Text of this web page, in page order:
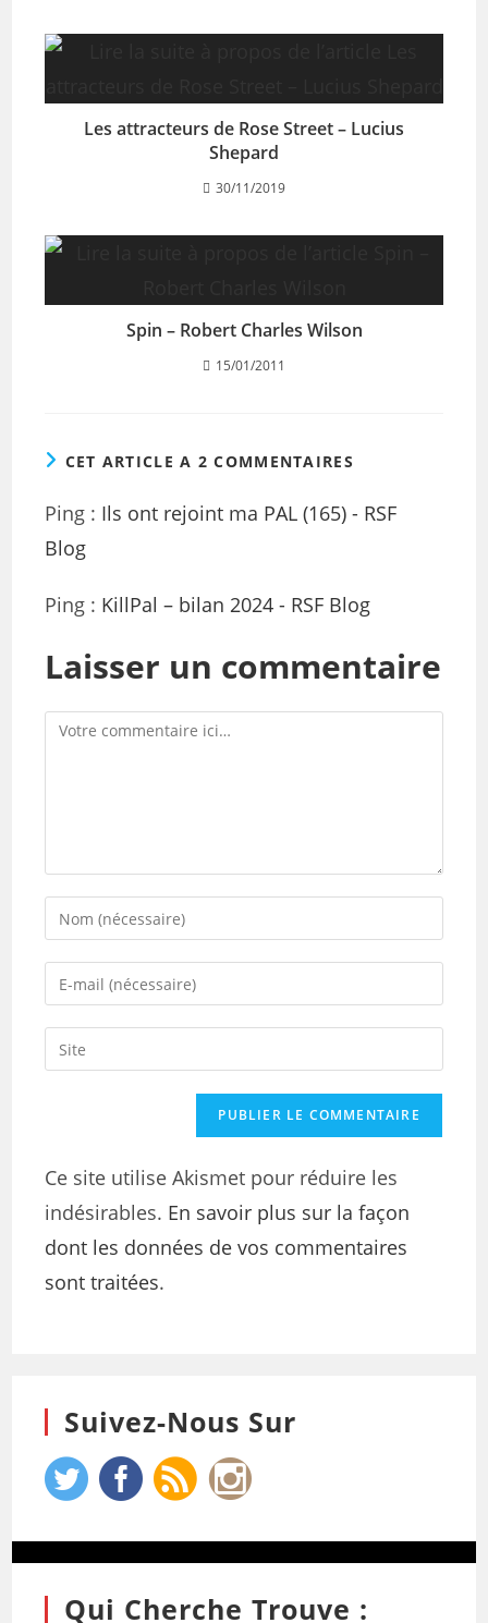
Les attracteurs de Rose Street – Lucius
Shepard
30/11/2019
Spin – Robert Charles Wilson
15/01/2011
CET ARTICLE A 2 COMMENTAIRES
Ping : Ils ont rejoint ma PAL (165) - RSF
Blog
Ping : KillPal – bilan 2024 - RSF Blog
Laisser un commentaire
Ce site utilise Akismet pour réduire les
indésirables. En savoir plus sur la façon
dont les données de vos commentaires
sont traitées.
Suivez-Nous Sur
Qui Cherche Trouve :